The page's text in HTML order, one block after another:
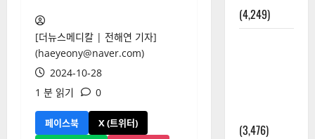
[더뉴스메디칼 | 전해연 기자]
(haeyeony@naver.com)
2024-10-28
1 분 읽기
0
페이스북
X (트위터)
(4,249)
(3,476)